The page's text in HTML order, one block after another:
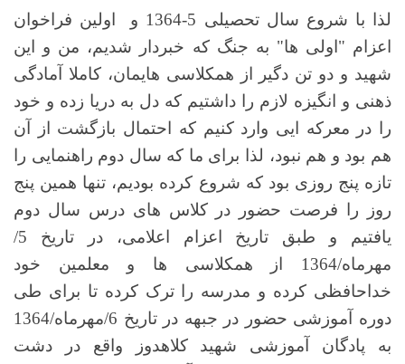
لذا با شروع سال تحصیلی 5-1364 و اولین فراخوان
اعزام "اولی ها" به جنگ که خبردار شدیم، من و این
شهید و دو تن دگیر از همکلاسی هایمان، کاملا آمادگی
ذهنی و انگیزه لازم را داشتیم که دل به دریا زده و خود
را در معرکه ایی وارد کنیم که احتمال بازگشت از آن
هم بود و هم نبود، لذا برای ما که سال دوم راهنمایی را
تازه پنج روزی بود که شروع کرده بودیم، تنها همین پنج
روز را فرصت حضور در کلاس های درس سال دوم
یافتیم و طبق تاریخ اعزام اعلامی، در تاریخ 5/
مهرماه/1364 از همکلاسی ها و معلمین خود
خداحافظی کرده و مدرسه را ترک کرده تا برای طی
دوره آموزشی حضور در جبهه در تاریخ 6/مهرماه/1364
به پادگان آموزشی شهید کلاهدوز واقع در دشت